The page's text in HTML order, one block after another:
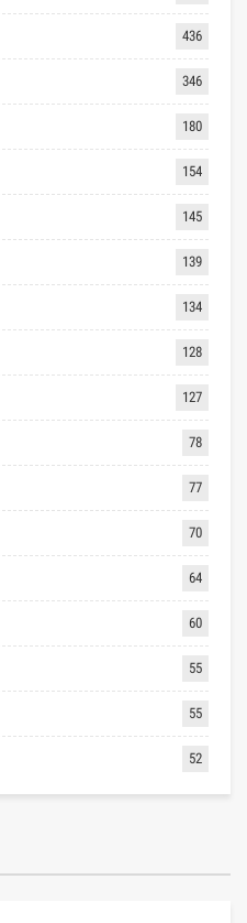
436
346
180
154
145
139
134
128
127
78
77
70
64
60
55
55
52